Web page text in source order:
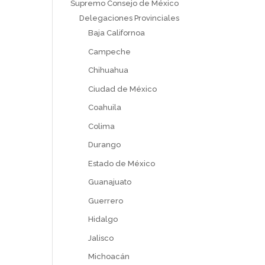
Supremo Consejo de México
Delegaciones Provinciales
Baja Californoa
Campeche
Chihuahua
Ciudad de México
Coahuila
Colima
Durango
Estado de México
Guanajuato
Guerrero
Hidalgo
Jalisco
Michoacán